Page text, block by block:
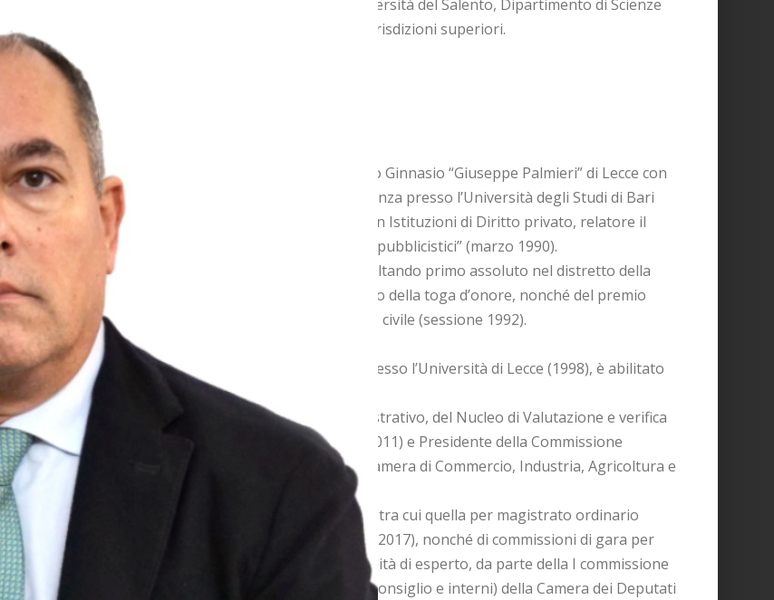
Professore ordinario di Diritto amministrativo nell’Università del Salento, Dipartimento di Scienze
giuridiche; avvocato abilitato al patrocinio presso le giurisdizioni superiori.
Competenze ed esperienze
Conseguito il diploma di maturità classica presso il Liceo Ginnasio “Giuseppe Palmieri” di Lecce con
la votazione di 60/60 (1985), si è laureato in Giurisprudenza presso l’Università degli Studi di Bari
con la votazione di 110/110 e lode, discutendo una tesi in Istituzioni di Diritto privato, relatore il
Prof. Giuseppe Tucci, dal titolo “I
: profili pubblicistici” (marzo 1990).
Si è abilitato all’esercizio della professione forense, risultando primo assoluto nel distretto della
Corte di appello di Lecce, con conseguente conferimento della toga d’onore, nonché del premio
“Pietro Lecciso” per il miglior parere in materia di diritto civile (sessione 1992).
Dal 1993 è iscritto all’Albo degli Avvocati di Lecce.
Perfezionatosi in Diritto amministrativo comunitario presso l’Università di Lecce (1998), è abilitato
al patrocinio presso le giurisdizioni superiori dal 2001.
È stato componente esterno, esperto di Diritto amministrativo, del Nucleo di Valutazione e verifica
degli Investimenti Pubblici della Regione Puglia (2002-2011) e Presidente della Commissione
arbitrale nell’ambito della Camera Arbitrale presso la Camera di Commercio, Industria, Agricoltura e
Artigianato di Lecce (2008-2019).
Membro di commissioni per concorsi pubblici ed esami, tra cui quella per magistrato ordinario
(D.M. 10/10/2018) e per avvocato (sessioni 2006, 2011 e 2017), nonché di commissioni di gara per
l’affidamento di contratti pubblici, è stato audito, in qualità di esperto, da parte della I commissione
permanente (affari costituzionali, della Presidenza del Consiglio e interni) della Camera dei Deputati